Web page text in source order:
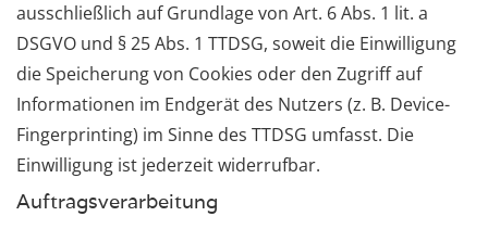
ausschließlich auf Grundlage von Art. 6 Abs. 1 lit. a
DSGVO und § 25 Abs. 1 TTDSG, soweit die Einwilligung
die Speicherung von Cookies oder den Zugriff auf
Informationen im Endgerät des Nutzers (z. B. Device-
Fingerprinting) im Sinne des TTDSG umfasst. Die
Einwilligung ist jederzeit widerrufbar.
Auftragsverarbeitung